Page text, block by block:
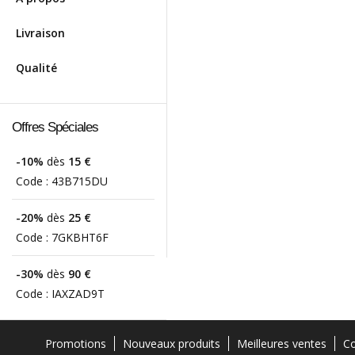
Livraison
Qualité
Offres Spéciales
-10% dès 15 €
Code : 43B715DU
-20% dès 25 €
Code : 7GKBHT6F
-30% dès 90 €
Code : IAXZAD9T
Promotions Nouveaux produits Meilleures ventes